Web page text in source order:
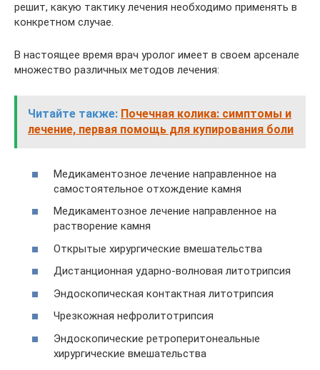
решит, какую тактику лечения необходимо применять в
конкретном случае.
В настоящее время врач уролог имеет в своем арсенале
множество различных методов лечения:
Читайте также: Почечная колика: симптомы и
лечение, первая помощь для купирования боли
Медикаментозное лечение направленное на
самостоятельное отхождение камня
Медикаментозное лечение направленное на
растворение камня
Открытые хирургические вмешательства
Дистанционная ударно-волновая литотрипсия
Эндоскопическая контактная литотрипсия
Чрезкожная нефролитотрипсия
Эндоскопические ретроперитонеальные
хирургические вмешательства